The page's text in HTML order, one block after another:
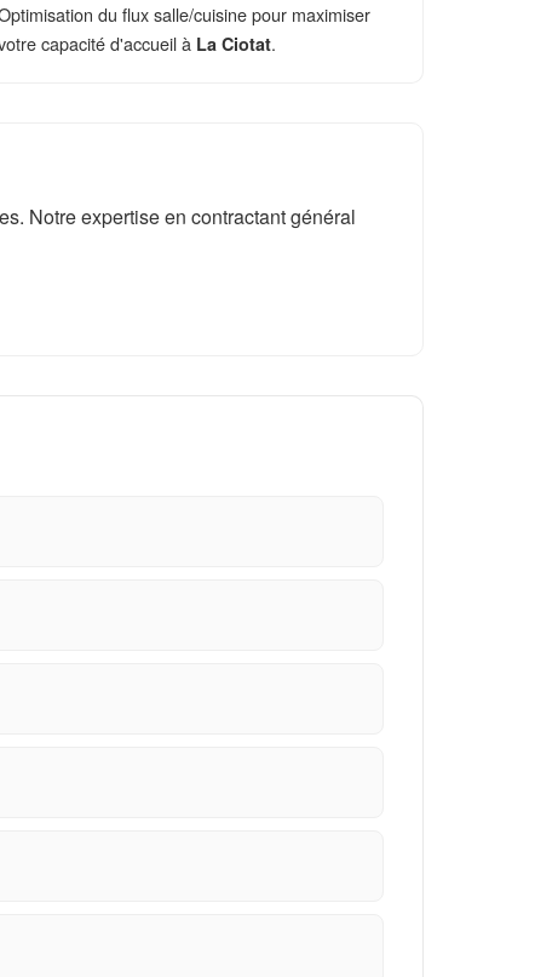
du flux salle/cuisine pour maximiser
capacité d'accueil à La Ciotat.
Notre expertise en contractant général